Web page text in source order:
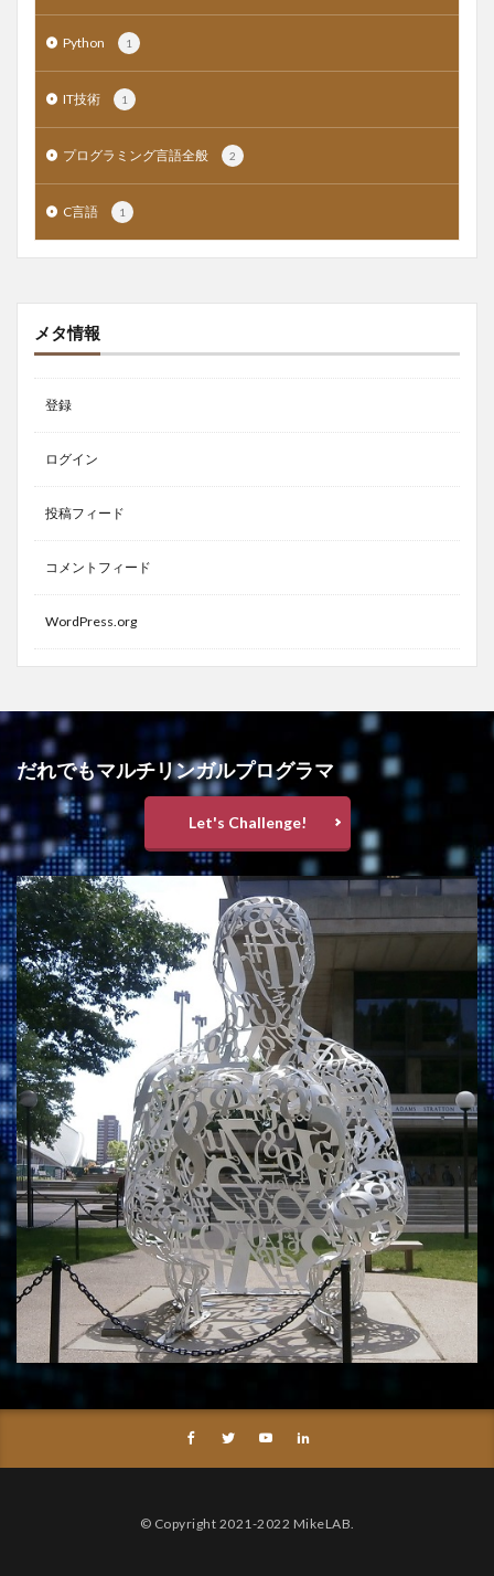
Python 1
IT技術 1
プログラミング言語全般 2
C言語 1
メタ情報
登録
ログイン
投稿フィード
コメントフィード
WordPress.org
だれでもマルチリンガルプログラマ
Let's Challenge!
© Copyright 2021-2022 MikeLAB.